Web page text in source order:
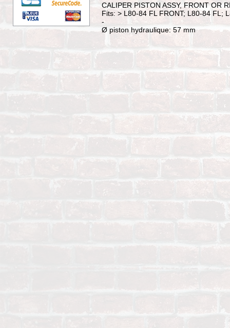
CALIPER PISTON ASSY, FRONT OR
Fits: > L80-84 FL FRONT; L80-84 FL;
-
Ø piston hydraulique: 57 mm